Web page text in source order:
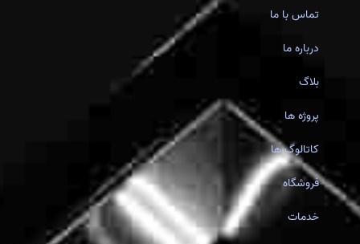
تماس با ما
درباره ما
بلاگ
پروژه ها
کاتالوگ ها
فروشگاه
خدمات